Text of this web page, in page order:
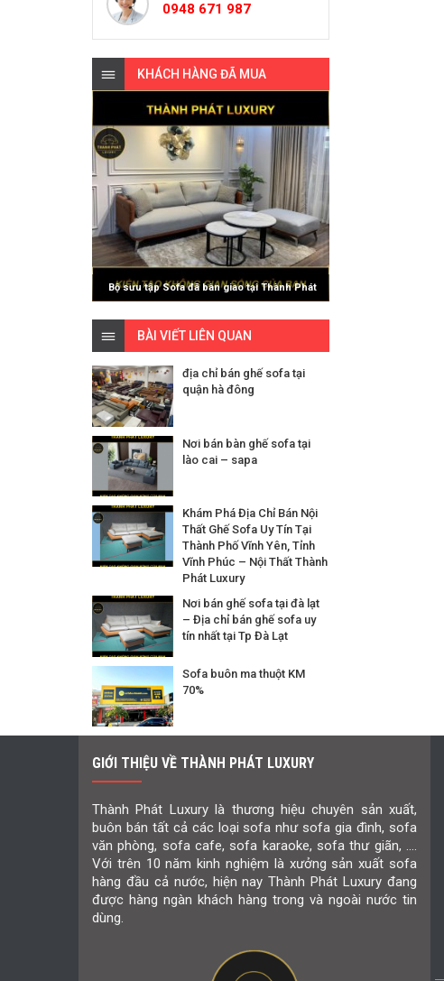
0948 671 987
KHÁCH HÀNG ĐÃ MUA
Bộ sưu tập Sofa đã bàn giao tại Thành Phát
BÀI VIẾT LIÊN QUAN
địa chỉ bán ghế sofa tại
quận hà đông
Nơi bán bàn ghế sofa tại
lào cai – sapa
Khám Phá Địa Chỉ Bán Nội
Thất Ghế Sofa Uy Tín Tại
Thành Phố Vĩnh Yên, Tỉnh
Vĩnh Phúc – Nội Thất Thành
Phát Luxury
Nơi bán ghế sofa tại đà lạt
– Địa chỉ bán ghế sofa uy
tín nhất tại Tp Đà Lạt
Sofa buôn ma thuột KM
70%
GIỚI THIỆU VỀ THÀNH PHÁT LUXURY
Thành Phát Luxury là thương hiệu chuyên sản xuất,
buôn bán tất cả các loại sofa như sofa gia đình, sofa
văn phòng, sofa cafe, sofa karaoke, sofa thư giãn, ….
Với trên 10 năm kinh nghiệm là xưởng sản xuất sofa
hàng đầu cả nước, hiện nay Thành Phát Luxury đang
được hàng ngàn khách hàng trong và ngoài nước tin
dùng.